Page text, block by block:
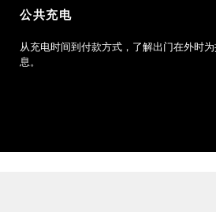
公共充电
从充电时间到付款方式，了解出门在外时
息。